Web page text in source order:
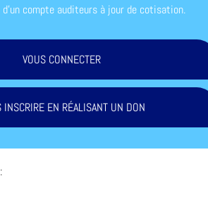
d'un compte auditeurs à jour de cotisation.
VOUS CONNECTER
INSCRIRE EN RÉALISANT UN DON